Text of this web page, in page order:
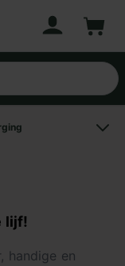
lijf!
handige en